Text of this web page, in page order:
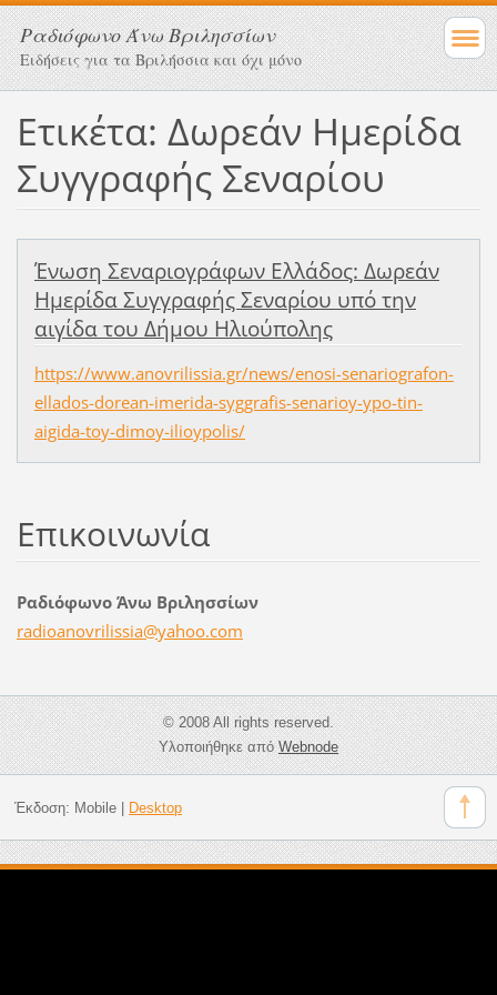
Ραδιόφωνο Άνω Βριλησσίων
Ειδήσεις για τα Βριλήσσια και όχι μόνο
Ετικέτα: Δωρεάν Ημερίδα
Συγγραφής Σεναρίου
Ένωση Σεναριογράφων Ελλάδος: Δωρεάν
Ημερίδα Συγγραφής Σεναρίου υπό την
αιγίδα του Δήμου Ηλιούπολης
https://www.anovrilissia.gr/news/enosi-senariografon-
ellados-dorean-imerida-syggrafis-senarioy-ypo-tin-
aigida-toy-dimoy-ilioypolis/
Επικοινωνία
Ραδιόφωνο Άνω Βριλησσίων
radioanovrilissia@yahoo.com
© 2008 All rights reserved.
Υλοποιήθηκε απόWebnode
Έκδοση: Mobile| Desktop